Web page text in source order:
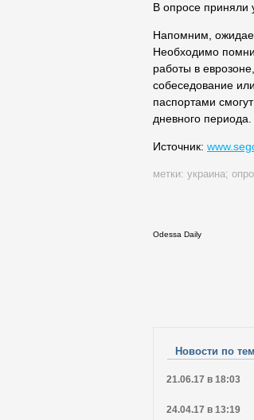
В опросе приняли
Напомним,
Необходимо
работы в
собеседование
паспортами
дневного
Источник:
метки: украина;
Odessa Daily
Новости по
21.06.17 в 18:03
24.04.17 в 13:19